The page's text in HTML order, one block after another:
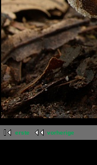
erste vorherige